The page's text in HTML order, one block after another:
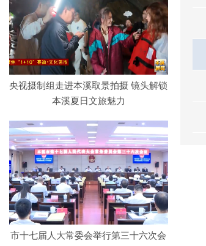
央视摄制组走进本溪取景拍摄 镜头解锁
本溪夏日文旅魅力
市十七届人大常委会举行第三十六次会